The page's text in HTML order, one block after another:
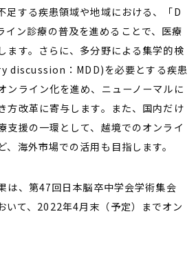
足する疾患領域や地域における、「D
ン診療の普及を進めることで、医療
ます。さらに、多分野による集学的検
：MDD)を必要とする疾患
ンライン化を進め、ニューノーマルに
方改革に寄与します。また、国内だけ
支援の一環として、越境でのオンライ
、海外市場での活用も目指します。
は、第47回日本脳卒中学会学術集会
いて、2022年4月末（予定）までオン